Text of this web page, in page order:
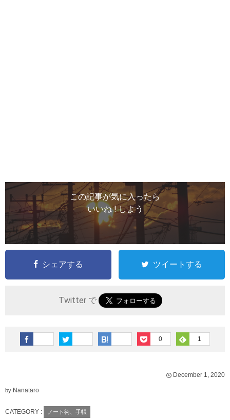
この記事が気に入ったら
いいね ! しよう
シェアする ツイートする
Twitter で
0 1
December 1, 2020
by Nanataro
CATEGORY : ノート術、手帳